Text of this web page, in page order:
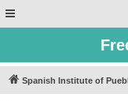
Spanish Institute of